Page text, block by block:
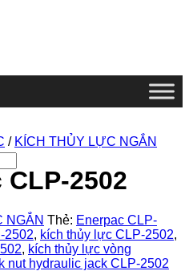
/ KÍCH THỦY LỰC NGẮN
2502
NGẮN Thẻ: Enerpac CLP-
2502, kích thủy lực CLP-2502,
, kích thủy lực vòng
nut hydraulic jack CLP-2502